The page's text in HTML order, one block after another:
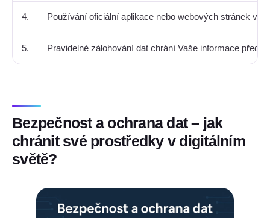
4. Používání oficiální aplikace nebo webových stránek
5. Pravidelné zálohování dat chrání Vaše informace před
Bezpečnost a ochrana dat – jak
chránit své prostředky v digitálním
světě?